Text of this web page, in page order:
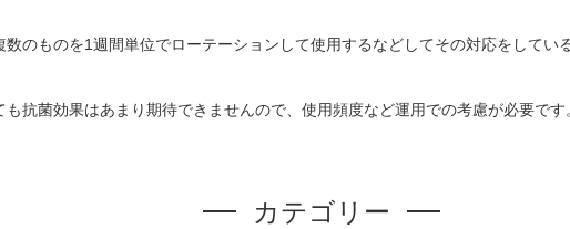
のものを1週間単位でローテーションして使用するなどしてその対応をしてい
も抗菌効果はあまり期待できませんので、使用頻度など運用での考慮が必要です
カテゴリー